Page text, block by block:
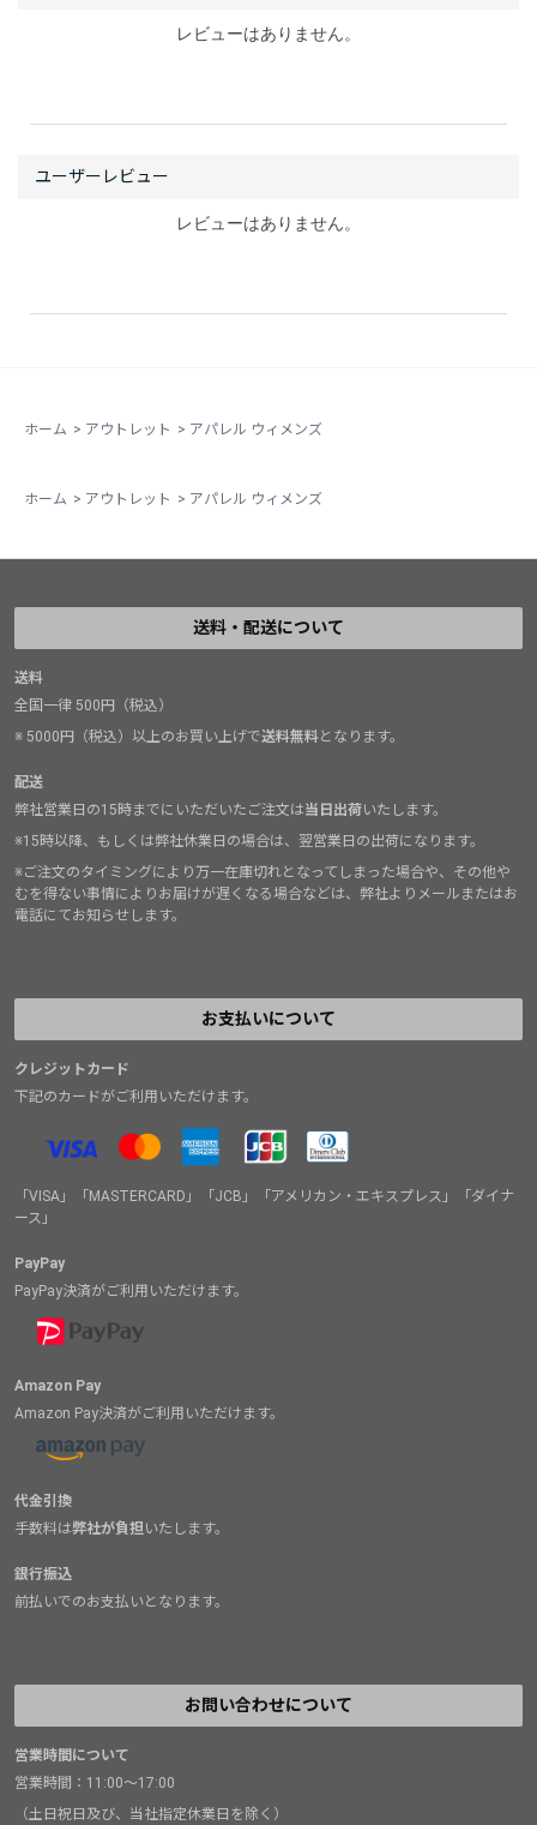
レビューはありません。
レビューはありません。
ホーム > アウトレット > アパレル ウィメンズ
ホーム > アウトレット > アパレル ウィメンズ
送料・配送について
送料
全国一律 500円（税込）
※ 5000円（税込）以上のお買い上げで送料無料となります。
配送
弊社営業日の15時までにいただいたご注文は当日出荷いたします。
※15時以降、もしくは弊社休業日の場合は、翌営業日の出荷になります。
※ご注文のタイミングにより万一在庫切れとなってしまった場合や、その他や
むを得ない事情によりお届けが遅くなる場合などは、弊社よりメールまたはお
電話にてお知らせします。
お支払いについて
クレジットカード
下記のカードがご利用いただけます。
「VISA」「MASTERCARD」「JCB」「アメリカン・エキスプレス」「ダイナ
ース」
PayPay
PayPay決済がご利用いただけます。
Amazon Pay
Amazon Pay決済がご利用いただけます。
代金引換
手数料は弊社が負担いたします。
銀行振込
前払いでのお支払いとなります。
お問い合わせについて
営業時間について
営業時間：11:00～17:00
（土日祝日及び、当社指定休業日を除く）